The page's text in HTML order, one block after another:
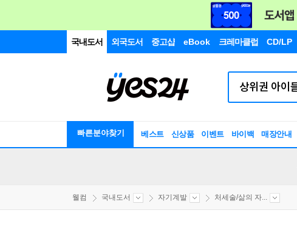
국내도서 외국도서 중고샵 eBook 크레마클럽 CD/LP
빠른분야찾기 베스트 신상품 이벤트 바이백 매장안내
웰컴 국내도서 자기계발 처세술/삶의 자...